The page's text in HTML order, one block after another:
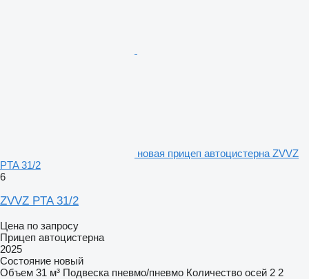
новая прицеп автоцистерна ZVVZ
PTA 31/2
6
ZVVZ PTA 31/2
Цена по запросу
Прицеп автоцистерна
2025
Состояние новый
Объем 31 м³ Подвеска пневмо/пневмо Количество осей 2 2